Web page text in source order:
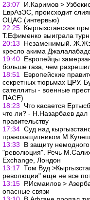
23:07
И.Каримов >
ЕврАзЭС, происходит
ОЦАС (интервью)
22:25 Кыргызстанская
Т.Ефименко выиграла
20:13
Незаменимый.
кресло акима
19:40 Европейцы
больше газа, чем
18:51
Европейские
секретных тюрьмах ЦРУ.
сателлиты - военные
ПАСЕ)
18:23
Что касается
что ли? - Н.Назарбаев
правительству
17:34 Суд над
правозащитником
13:33
В защиту
"революция". Речь
Exchange, Лондон
13:17 Том Вуд
революции" еще не все
13:15 Р.Исмаилов >
опасные связи